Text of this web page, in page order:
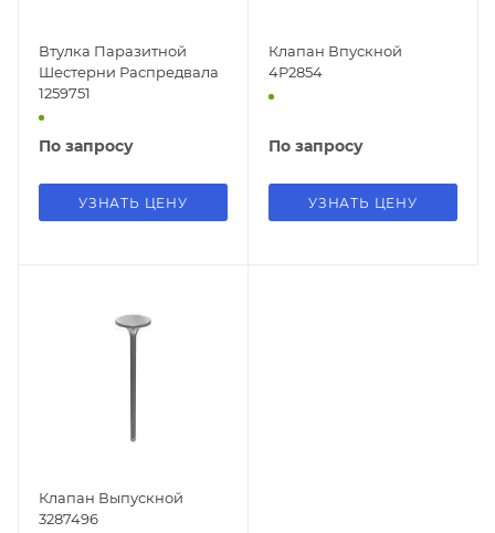
Втулка Паразитной
Шестерни Распредвала
1259751
По запросу
УЗНАТЬ ЦЕНУ
Клапан Впускной
4P2854
По запросу
УЗНАТЬ ЦЕНУ
Клапан Выпускной
3287496